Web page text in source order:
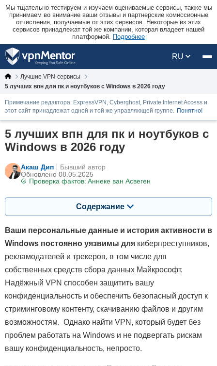
Мы тщательно тестируем и изучаем оцениваемые сервисы, также мы
принимаем во внимание ваши отзывы и партнерские комиссионные
отчисления, получаемые от этих сервисов. Некоторые из этих
сервисов принадлежат той же компании, которая владеет нашей
платформой. Подробнее
RU
Лучшие VPN-сервисы
5 лучших впн для пк и ноутбуков с Windows в 2026 году
Примечание редактора: ExpressVPN, Cyberghost, Private Internet Access и
этот сайт принадлежат одной и той же управляющей группе. Понятно!
5 лучших впн для пк и ноутбуков с
Windows в 2026 году
Акаш Дип
Обновлено 08.05.2025
Проверка фактов: Аннеке ван Асвеген
Бывший автор
Содержание
Ваши персональные данные и история активности в
Windows постоянно уязвимы для киберпреступников,
рекламодателей и трекеров, в том числе для
собственных средств сбора данных Майкрософт.
Надёжный VPN способен защитить вашу
конфиденциальность и обеспечить безопасный доступ к
стриминговому контенту, скачиванию файлов и другим
возможностям. Однако найти VPN, который будет без
проблем работать на Windows и не подвергать рискам
вашу конфиденциальность, непросто.